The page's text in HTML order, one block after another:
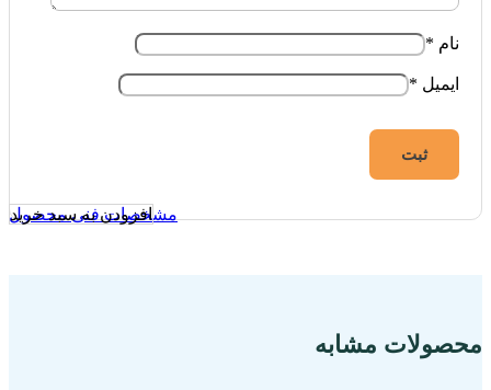
نام *
ایمیل *
محصولات مشابه
مشخصات فنی محصول
افزودن به سبد خرید